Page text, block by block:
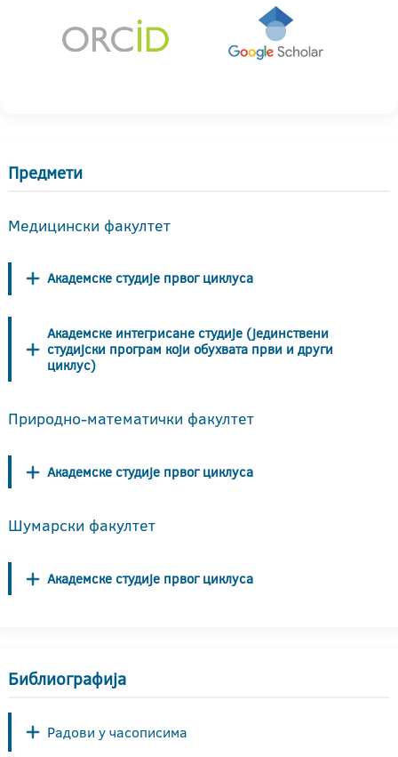
Предмети
Медицински факултет
Академске студије првог циклуса
Академске интегрисане студије (јединствени
студијски програм који обухвата први и други
циклус)
Природно-математички факултет
Академске студије првог циклуса
Шумарски факултет
Академске студије првог циклуса
Библиографија
Радови у часописима